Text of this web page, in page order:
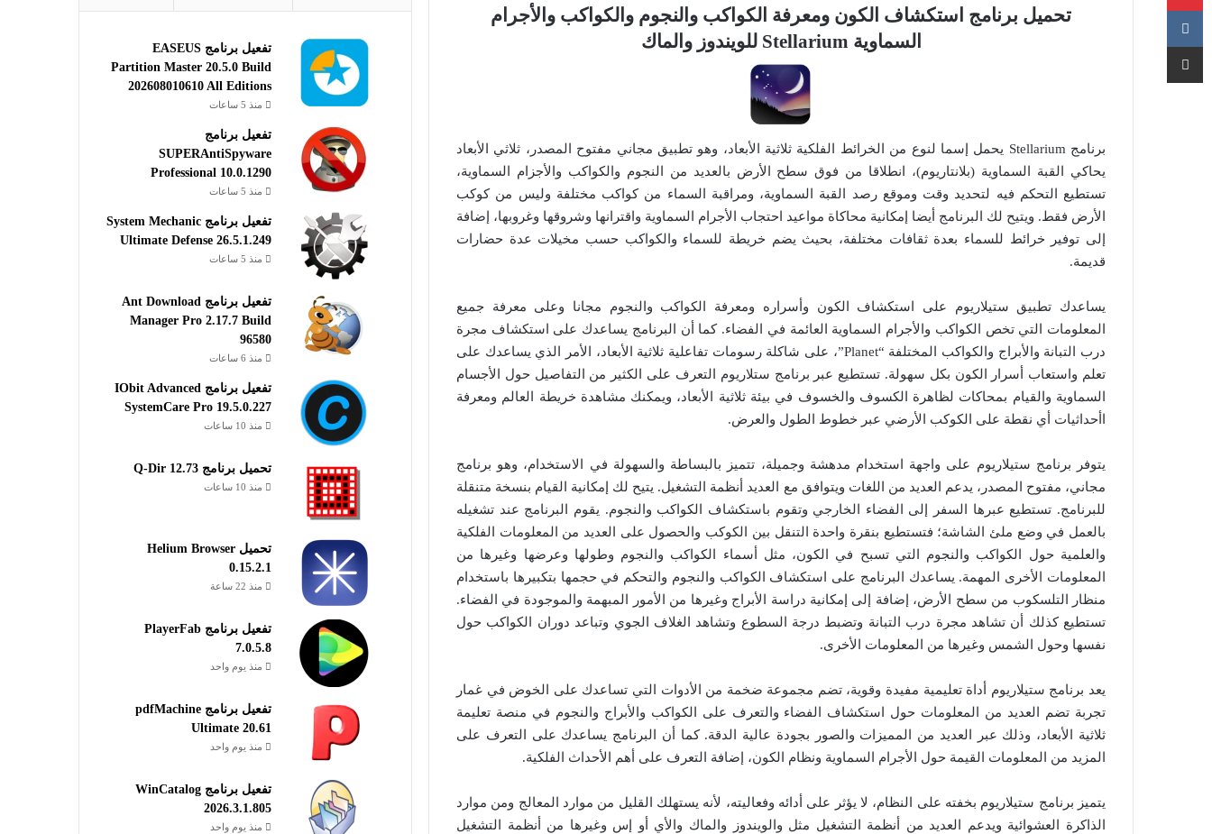
تحميل برنامج استكشاف الكون ومعرفة الكواكب والنجوم والكواكب والأجرام
السماوية Stellarium للويندوز والماك
برنامج Stellarium يحمل إسما لنوع من الخرائط الفلكية ثلاثية الأبعاد، وهو تطبيق مجاني مفتوح المصدر، ثلاثي الأبعاد
يحاكي القبة السماوية (بلانتاريوم)، انطلاقا من فوق سطح الأرض بالعديد من النجوم والكواكب والأجزام السماوية،
تستطيع التحكم فيه لتحديد وقت وموقع رصد القبة السماوية، ومراقبة السماء من كواكب مختلفة وليس من كوكب
الأرض فقط. ويتيح لك البرنامج أيضا إمكانية محاكاة مواعيد احتجاب الأجرام السماوية واقترانها وشروقها وغروبها، إضافة
إلى توفير خرائط للسماء بعدة ثقافات مختلفة، بحيث يضم خريطة للسماء والكواكب حسب مخيلات عدة حضارات
قديمة.
يساعدك تطبيق ستيلاريوم على استكشاف الكون وأسراره ومعرفة الكواكب والنجوم مجانا وعلى معرفة جميع
المعلومات التي تخص الكواكب والأجرام السماوية العائمة في الفضاء. كما أن البرنامج يساعدك على استكشاف مجرة
درب التبانة والأبراج والكواكب المختلفة “Planet”، على شاكلة رسومات تفاعلية ثلاثية الأبعاد، الأمر الذي يساعدك على
تعلم واستعاب أسرار الكون بكل سهولة. تستطيع عبر برنامج ستلاريوم التعرف على الكثير من التفاصيل حول الأجسام
السماوية والقيام بمحاكات لظاهرة الكسوف والخسوف في بيئة ثلاثية الأبعاد، ويمكنك مشاهدة خريطة العالم ومعرفة
اأحداثيات أي نقطة على الكوكب الأرضي عبر خطوط الطول والعرض.
يتوفر برنامج ستيلاريوم على واجهة استخدام مدهشة وجميلة، تتميز بالبساطة والسهولة في الاستخدام، وهو برنامج
مجاني، مفتوح المصدر، يدعم العديد من اللغات ويتوافق مع العديد أنظمة التشغيل. يتيح لك إمكانية القيام بنسخة متنقلة
للبرنامج. تستطيع عبرها السفر إلى الفضاء الخارجي وتقوم باستكشاف الكواكب والنجوم. يقوم البرنامج عند تشغيله
بالعمل في وضع ملئ الشاشة؛ فتستطيع بنقرة واحدة التنقل بين الكوكب والحصول على العديد من المعلومات الفلكية
والعلمية حول الكواكب والنجوم التي تسبح في الكون، مثل أسماء الكواكب والنجوم وطولها وعرضها وغيرها من
المعلومات الأخرى المهمة. يساعدك البرنامج على استكشاف الكواكب والنجوم والتحكم في حجمها بتكبيرها باستخدام
منظار التلسكوب من سطح الأرض، إضافة إلى إمكانية دراسة الأبراج وغيرها من الأمور المبهمة والموجودة في الفضاء.
تستطيع كذلك أن تشاهد مجرة درب التبانة وتضبط درجة السطوع وتشاهد الغلاف الجوي وتباعد دوران الكواكب حول
نفسها وحول الشمس وغيرها من المعلومات الأخرى.
يعد برنامج ستيلاريوم أداة تعليمية مفيدة وقوية، تضم مجموعة ضخمة من الأدوات التي تساعدك على الخوض في غمار
تجربة تضم العديد من المعلومات حول استكشاف الفضاء والتعرف على الكواكب والأبراج والنجوم في منصة تعليمة
ثلاثية الأبعاد، وذلك عبر العديد من المميزات والصور بجودة عالية الدقة. كما أن البرنامج يساعدك على التعرف على
المزيد من المعلومات القيمة حول الأجرام السماوية ونظام الكون، إضافة التعرف على أهم الأحداث الفلكية.
يتميز برنامج ستيلاريوم بخفته على النظام، لا يؤثر على أدائه وفعاليته، لأنه يستهلك القليل من موارد المعالج ومن موارد
الذاكرة العشوائية ويدعم العديد من أنظمة التشغيل مثل والويندوز والماك والأي أو إس وغيرها من أنظمة التشغيل
تفعيل برنامج EASEUS
Partition Master 20.5.0 Build
202608010610 All Editions
منذ 5 ساعات
تفعيل برنامج
SUPERAntiSpyware
Professional 10.0.1290
منذ 5 ساعات
تفعيل برنامج System Mechanic
Ultimate Defense 26.5.1.249
منذ 5 ساعات
تفعيل برنامج Ant Download
Manager Pro 2.17.7 Build
96580
منذ 6 ساعات
تفعيل برنامج IObit Advanced
SystemCare Pro 19.5.0.227
منذ 10 ساعات
تحميل برنامج Q-Dir 12.73
منذ 10 ساعات
تحميل Helium Browser
0.15.2.1
منذ 22 ساعة
تفعيل برنامج PlayerFab
7.0.5.8
منذ يوم واحد
تفعيل برنامج pdfMachine
Ultimate 20.61
منذ يوم واحد
تفعيل برنامج WinCatalog
2026.3.1.805
منذ يوم واحد
مشاركة عبر البريد